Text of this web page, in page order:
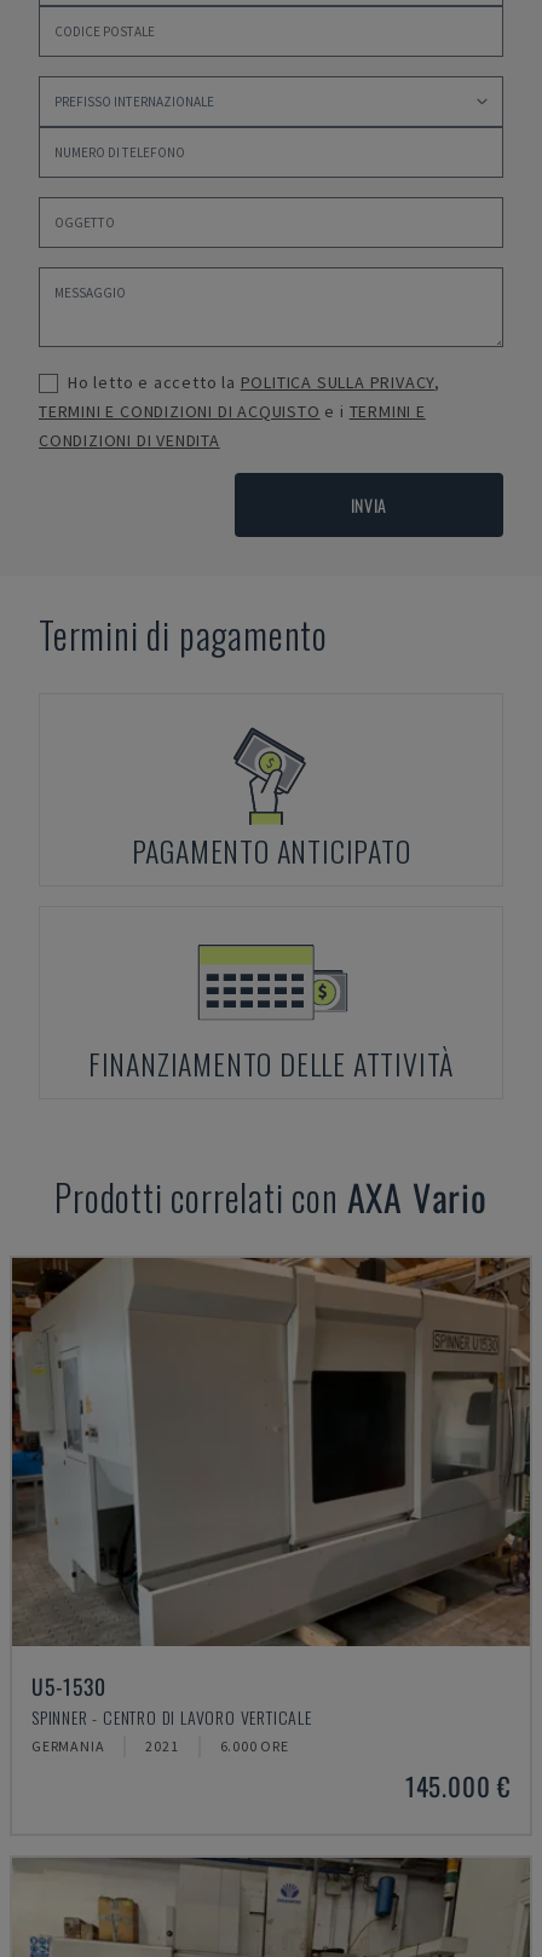
Ho letto e accetto la POLITICA SULLA PRIVACY,
TERMINI E CONDIZIONI DI ACQUISTO e i TERMINI E
CONDIZIONI DI VENDITA
INVIA
Termini di pagamento
PAGAMENTO ANTICIPATO
FINANZIAMENTO DELLE ATTIVITÀ
Prodotti correlati con AXA Vario
U5-1530
SPINNER - CENTRO DI LAVORO VERTICALE
GERMANIA 2021 6.000 ORE
145.000 €